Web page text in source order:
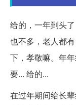
给的，一年到头
也不多，老人都
下，孝敬嘛。年
要... 给的...
在过年期间给长